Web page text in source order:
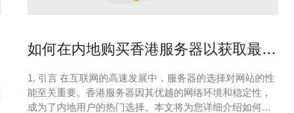
如何在内地购买香港服务器以获取最佳
1. 引言 在互联网的高速发展中，服务器的选择对网站的性
能至关重要。香港服务器因其优越的网络环境和稳定性，
成为了内地用户的热门选择。本文将为您详细介绍如何在